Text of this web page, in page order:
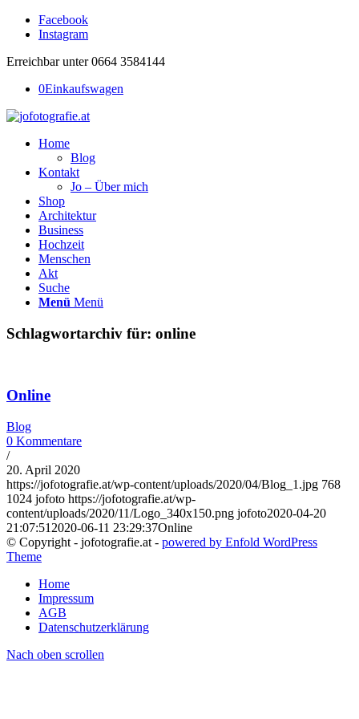
Facebook
Instagram
Erreichbar unter 0664 3584144
0Einkaufswagen
Home
Blog
Kontakt
Jo – Über mich
Shop
Architektur
Business
Hochzeit
Menschen
Akt
Suche
Menü Menü
Schlagwortarchiv für: online
Online
Blog
0 Kommentare
/
20. April 2020
https://jofotografie.at/wp-content/uploads/2020/04/Blog_1.jpg 768
1024 jofoto https://jofotografie.at/wp-
content/uploads/2020/11/Logo_340x150.png jofoto2020-04-20
21:07:51 2020-06-11 23:29:37Online
© Copyright - jofotografie.at - powered by Enfold WordPress
Theme
Home
Impressum
AGB
Datenschutzerklärung
Nach oben scrollen